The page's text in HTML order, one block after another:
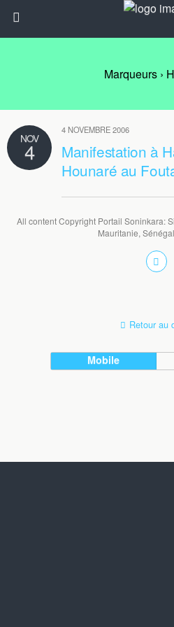
Marqueurs ›
NOV
4
4 NOVEMBRE 2006
Manifestation à
Hounaré au
All content Copyright Portail Soninkara:
Mauritanie,
Retour au
Mobile